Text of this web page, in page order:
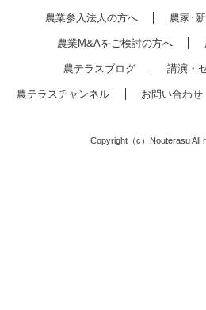
農業参入法人の方へ 農家･
農業M&Aをご検討の方へ
農テラスブログ 講演・
農テラスチャンネル お問い合わせ
Copyright（c）Nouterasu All